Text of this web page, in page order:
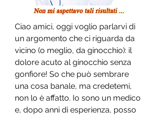
Ciao amici, oggi voglio parlarvi di
un argomento che ci riguarda da
vicino (o meglio, da ginocchio): il
dolore acuto al ginocchio senza
gonfiore! So che può sembrare
una cosa banale, ma credetemi,
non lo è affatto. Io sono un medico
e, dopo anni di esperienza, posso